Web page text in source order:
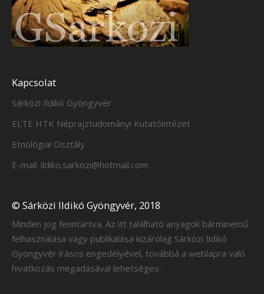
Kapcsolat
Sárközi Ildikó Gyöngyvér
ELTE HTK Néprajztudományi Kutatóintézet
Etnológiai Osztály
E-mail: ildiko.sarkozi@hotmail.com
© Sárközi Ildikó Gyöngyvér, 2018
Minden jog fenntartva. Az itt található anyagok bárminemű
felhasználása vagy publikálása kizárólag Sárközi Ildikó
Gyöngyvér írásos engedélyével, továbbá a weblapra való
hivatkozás megadásával lehetséges.